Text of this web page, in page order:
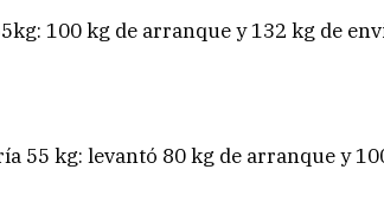
100 kg de arranque y 132 kg de
55 kg: levantó 80 kg de arranque y